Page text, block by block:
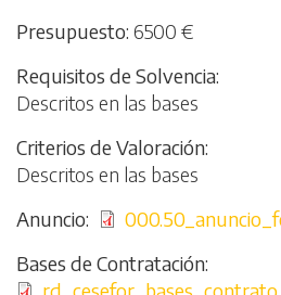
Presupuesto 6500 €
Requisitos de Solvencia
Descritos en las bases
Criterios de Valoración
Descritos en las bases
Anuncio
File
Bases de Contratación